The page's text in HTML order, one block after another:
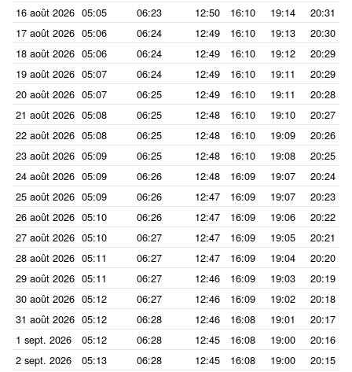
16 août 2026 05:05 06:23 12:50 16:10 19:14
20:31
17 août 2026 05:06 06:24 12:49 16:10 19:13
20:30
18 août 2026 05:06 06:24 12:49 16:10 19:12
20:29
19 août 2026 05:07 06:24 12:49 16:10 19:11
20:29
20 août 2026 05:07 06:25 12:49 16:10 19:11
20:28
21 août 2026 05:08 06:25 12:48 16:10 19:10
20:27
22 août 2026 05:08 06:25 12:48 16:10 19:09
20:26
23 août 2026 05:09 06:25 12:48 16:10 19:08
20:25
24 août 2026 05:09 06:26 12:48 16:09 19:07
20:24
25 août 2026 05:09 06:26 12:47 16:09 19:07
20:23
26 août 2026 05:10 06:26 12:47 16:09 19:06
20:22
27 août 2026 05:10 06:27 12:47 16:09 19:05
20:21
28 août 2026 05:11 06:27 12:47 16:09 19:04
20:20
29 août 2026 05:11 06:27 12:46 16:09 19:03
20:19
30 août 2026 05:12 06:27 12:46 16:09 19:02
20:18
31 août 2026 05:12 06:28 12:46 16:08 19:01
20:17
1 sept. 2026
05:12 06:28 12:45 16:08 19:00
20:16
2 sept. 2026
05:13 06:28 12:45 16:08 19:00
20:15